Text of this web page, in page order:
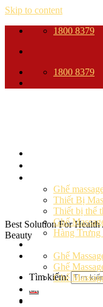
Skip to content
1800 8379
1800 8379
Best Solution For Health
Beauty
Tìm kiếm:
Ghế
Thiết Bị
Thiết bị thể
Ghế
Hàng
Ghế
Ghế
Ghế
Cảm Nhận Khách